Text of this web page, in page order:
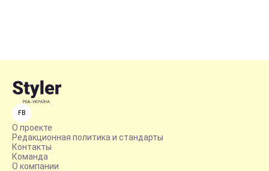
FB
О проекте
Редакционная политика и стандарты
Контакты
Команда
О компании